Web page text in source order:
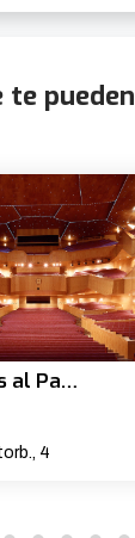
te pueden
Visitas guiadas al Palacio Euskalduna
4